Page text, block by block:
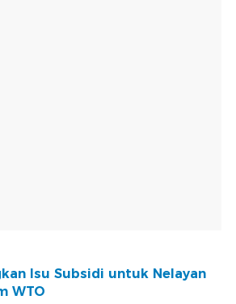
Isu Subsidi untuk Nelayan
WTO